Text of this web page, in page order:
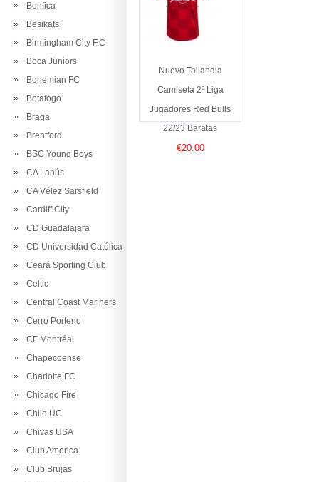
Benfica
Besikats
Birmingham City F.C
Boca Juniors
Bohemian FC
Botafogo
Braga
Brentford
BSC Young Boys
CA Lanús
CA Vélez Sarsfield
Cardiff City
CD Guadalajara
CD Universidad Católica
Ceará Sporting Club
Celtic
Central Coast Mariners
Cerro Porteno
CF Montréal
Chapecoense
Charlotte FC
Chicago Fire
Chile UC
Chivas USA
Club America
Club Brujas
Nuevo Tailandia
Camiseta 2ª Liga
Jugadores Red Bulls
22/23 Baratas
€20.00